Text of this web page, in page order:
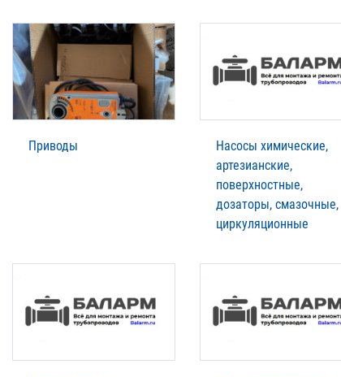
Приводы
Насосы химические,
артезианские,
поверхностные,
дозаторы, смазочные,
циркуляционные